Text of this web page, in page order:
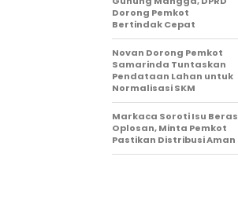
Dorong Pemkot
Bertindak Cepat
Novan Dorong Pemkot
Samarinda Tuntaskan
Pendataan Lahan untuk
Normalisasi SKM
Markaca Soroti Isu Beras
Oplosan, Minta Pemkot
Pastikan Distribusi Aman